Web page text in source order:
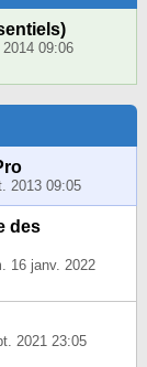
09:06
2013 09:05
des
16 janv. 2022
2021 23:05